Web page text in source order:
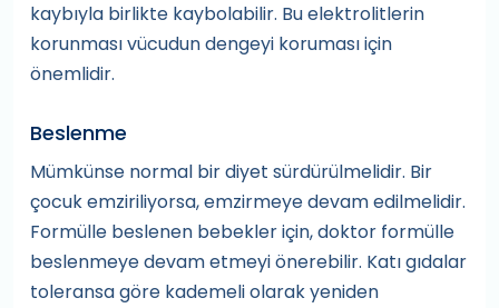
kaybıyla birlikte kaybolabilir. Bu elektrolitlerin
korunması vücudun dengeyi koruması için
önemlidir.
Beslenme
Mümkünse normal bir diyet sürdürülmelidir. Bir
çocuk emziriliyorsa, emzirmeye devam edilmelidir.
Formülle beslenen bebekler için, doktor formülle
beslenmeye devam etmeyi önerebilir. Katı gıdalar
toleransa göre kademeli olarak yeniden